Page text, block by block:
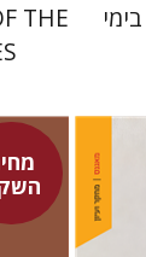
THE